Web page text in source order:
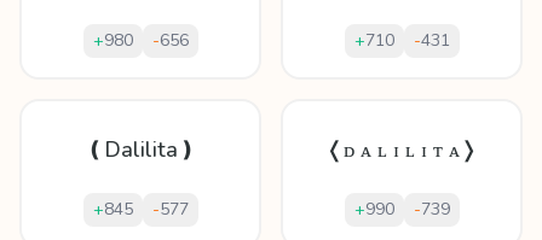
+980 -656 +710 -431
❪Dalilita❫
+845 -577
❬ᴅ ᴀ ʟ ɪ ʟ ɪ ᴛ ᴀ❭
+990 -739